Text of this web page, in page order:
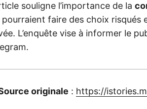
souligne l’importance de la
pourraient faire des choix risqués
L’enquête vise à informer le
originale : https://